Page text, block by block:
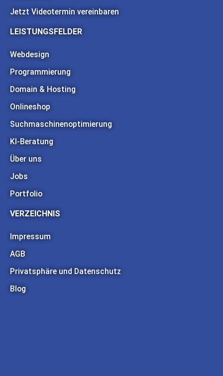
Jetzt Videotermin vereinbaren
LEISTUNGSFELDER
Webdesign
Programmierung
Domain & Hosting
Onlineshop
Suchmaschinenoptimierung
KI-Beratung
Über uns
Jobs
Portfolio
VERZEICHNIS
Impressum
AGB
Privatsphäre und Datenschutz
Blog